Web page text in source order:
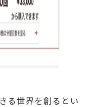
る世界を創るとい